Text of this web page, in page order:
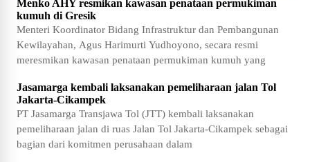
Menko AHY resmikan kawasan penataan permukiman
kumuh di Gresik
Menteri Koordinator Bidang Infrastruktur dan Pembangunan
Kewilayahan, Agus Harimurti Yudhoyono, secara resmi
meresmikan kawasan penataan permukiman kumuh yang
Jasamarga kembali laksanakan pemeliharaan jalan Tol
Jakarta-Cikampek
PT Jasamarga Transjawa Tol (JTT) kembali laksanakan
pemeliharaan jalan di ruas Jalan Tol Jakarta-Cikampek sebagai
bagian dari komitmen perusahaan dalam